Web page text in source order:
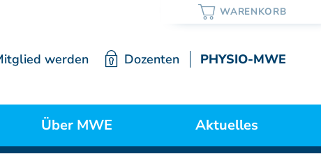
werden Dozenten PHYSIO-MWE
Über MWE Aktuelles